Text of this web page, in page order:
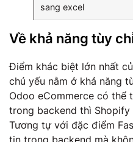
sang excel
Về khả năng tùy
Điểm khác biệt lớn nhất
chủ yếu nằm ở khả năng
Odoo eCommerce có thể
trong backend thì Shopify
Tương tự với đặc điểm
tin trong backend mà